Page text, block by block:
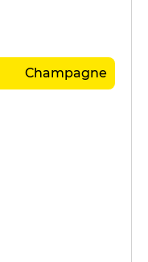
Champagne